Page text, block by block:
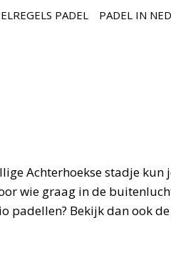
PADEL PADEL IN
Achterhoekse stadje
wie graag in de
padellen? Bekijk dan ook